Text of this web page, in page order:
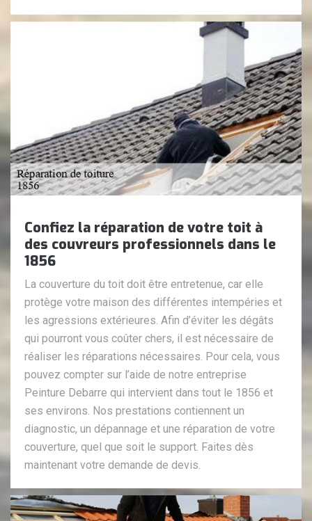
Confiez la réparation de votre toit à
des couvreurs professionnels dans le
1856
La couverture du toit doit être entretenue, car elle
protège votre maison des différentes intempéries et
les agressions extérieures. Afin d’éviter les dégâts
qui pourront vous coûter chers, il est nécessaire de
réaliser les réparations nécessaires. Pour cela, vous
pouvez compter sur l’aide de notre entreprise
Peinture Debarre qui intervient dans tout le 1856 et
ses environs. Nos prestations contiennent un
diagnostic, un dépannage et une réparation de votre
couverture, quel que soit le support. Faites dès
maintenant votre demande de devis.